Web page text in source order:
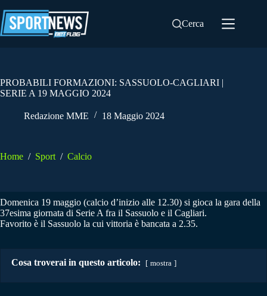
al
contenuto
Cerca
PROBABILI FORMAZIONI: SASSUOLO-CAGLIARI |
SERIE A 19 MAGGIO 2024
Redazione MME 18 Maggio 2024
Home / Sport / Calcio
Domenica 19 maggio (calcio d’inizio alle 12.30) si gioca la gara della
37esima giornata di Serie A fra il Sassuolo e il Cagliari.
Favorito è il Sassuolo la cui vittoria è bancata a 2.35.
Cosa troverai in questo articolo: mostra